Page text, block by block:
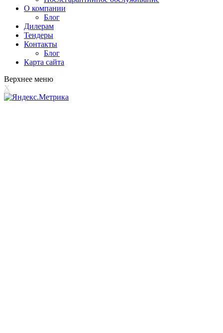
О компании
Блог
Дилерам
Тендеры
Контакты
Блог
Карта сайта
Верхнее меню
X